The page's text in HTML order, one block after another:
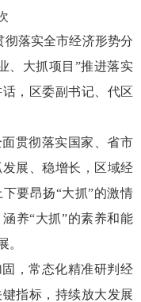
彻落实全市经济形势分
、大抓项目”推进落实
，区委副书记、代区
贯彻落实国家、省市
展、稳增长，区域经
要昂扬“大抓”的激情
养“大抓”的素养和能
。
，常态化精准研判经
指标，持续放大发展